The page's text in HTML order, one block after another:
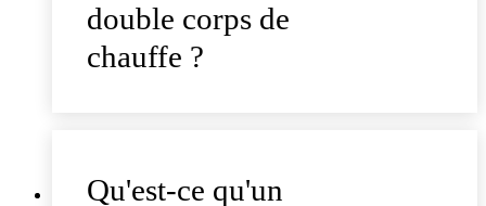
double corps de
chauffe ?
Qu'est-ce qu'un